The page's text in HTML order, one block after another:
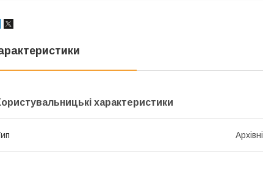
характеристики
Архівні